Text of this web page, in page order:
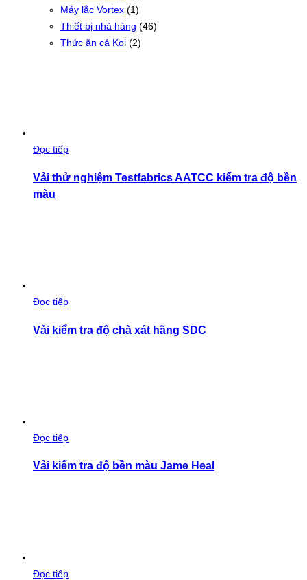
Máy lắc Vortex (1)
Thiết bị nhà hàng (46)
Thức ăn cá Koi (2)
Đọc tiếp
Vải thử nghiệm Testfabrics AATCC kiểm tra độ bền
màu
Đọc tiếp
Vải kiểm tra độ chà xát hãng SDC
Đọc tiếp
Vải kiểm tra độ bền màu Jame Heal
Đọc tiếp